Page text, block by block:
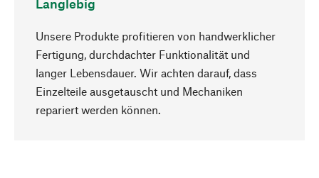
Langlebig
Unsere Produkte profitieren von handwerklicher
Fertigung, durchdachter Funktionalität und
langer Lebensdauer. Wir achten darauf, dass
Einzelteile ausgetauscht und Mechaniken
repariert werden können.